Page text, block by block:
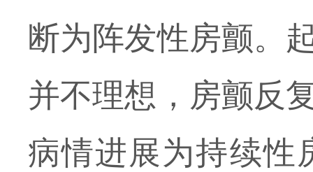
断为阵发性房颤。
并不理想，房颤反
病情进展为持续性